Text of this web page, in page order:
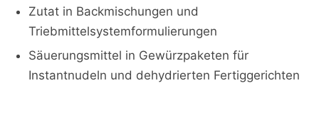
Zutat in Backmischungen und
Triebmittelsystemformulierungen
Säuerungsmittel in Gewürzpaketen für
Instantnudeln und dehydrierten Fertiggerichten